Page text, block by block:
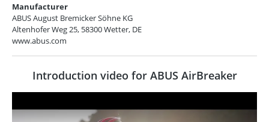
Manufacturer
ABUS August Bremicker Söhne KG
Altenhofer Weg 25, 58300 Wetter, DE
www.abus.com
Introduction video for ABUS AirBreaker